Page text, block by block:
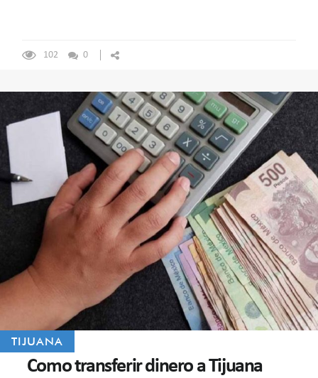
102 0
TIJUANA
Como transferir dinero a Tijuana